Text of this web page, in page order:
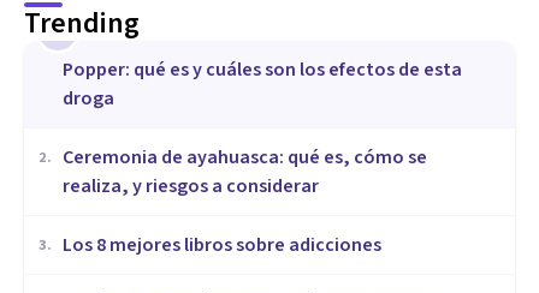
Trending
1
Popper: qué es y cuáles son los efectos de esta
droga
2.
Ceremonia de ayahuasca: qué es, cómo se
realiza, y riesgos a considerar
3. Los 8 mejores libros sobre adicciones